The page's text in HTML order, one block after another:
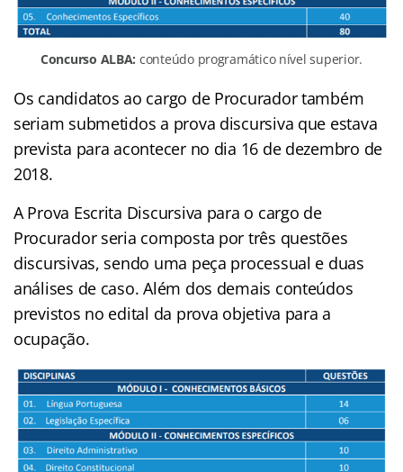
Concurso ALBA: conteúdo programático nível superior.
Os candidatos ao cargo de Procurador também
seriam submetidos a prova discursiva que estava
prevista para acontecer no dia 16 de dezembro de
2018.
A Prova Escrita Discursiva para o cargo de
Procurador seria composta por três questões
discursivas, sendo uma peça processual e duas
análises de caso. Além dos demais conteúdos
previstos no edital da prova objetiva para a
ocupação.